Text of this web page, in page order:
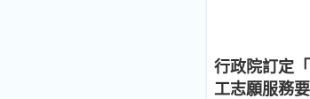
行政院訂定
工志願服務要